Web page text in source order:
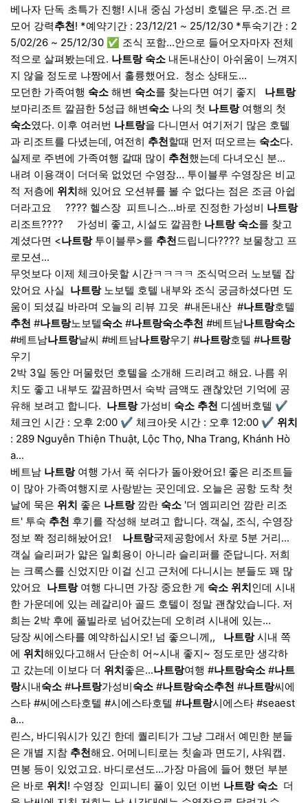
베나자 단독 초특가 진행! 시내 중심 가성비 호텔은 무.조.건 르
모어 강력추천! *예약기간 : 23/12/21 ~ 25/12/30 *투숙기간 : 2
5/02/26 ~ 25/12/30 ✅ 조식 포함...안으로 들어오자마자 전체
적으로 살펴봤는데요. 나트랑 숙소 내돈내산이 아쉬움이 느껴지
지 않을 정도로 냐짱에서 훌륭했어요. ​ 청소 상태도...
모던한 가족여행 숙소 해변 숙소를 찾는다면 여기 좋지 ​ ​ 나트랑
보마리조트 깔끔한 5성급 해변숙소 나의 첫 나트랑여행의 첫
숙소였다. 이후 여러번 나트랑을 다니면서 여기저기 많은 호텔
과 리조트를 다녔는데, 여전히 추천할때 먼저 떠오르는 숙소다.
실제로 주변에 가족여행 갈때 많이 추천했는데 다녀오신 분...
내려 이용객이 더더욱 없었던 수영장… 투이블루 수영장은 비교
적 저층에 위치해 있어요 오션뷰를 볼 수 없다는 점은 조금 아쉽
더라고요 ​ ​ ​ ​ ???? 헬스장 ​ 피트니스...바로 진정한 가성비 나트랑
리조트???? ​ ​ ​ ​ 가성비 좋고, 시설도 깔끔한 나트랑 숙소를 찾고
계셨다면 <나트랑투이블루>를 추천드립니다???? 보물창고 프
로모션...
무엇보다 이제 체크아웃할 시간ㅋㅋㅋㅋ 조식먹으러 노보텔 잡
았어요 사실 ​ 나트랑노보텔 호텔 내부와 조식 궁금하셨다면 도
움이 되셨길 바라며 오늘의 리뷰 끄읏 ​ #내돈내산 ​ #나트랑호텔
추천 #나트랑노보텔숙소 #나트랑숙소추천 #베트남나트랑숙소
#베트남나트랑날씨 #베트남나트랑우기 #나트랑호텔 #나트랑
우기
2박 3일 동안 머물렀던 호텔을 소개해 드리려고 해요. 나름 위
치도 좋고 내부도 깔끔하면서 숙박 금액도 괜찮았던 기억에 공
유해 보려고 합니다. ​ 나트랑가성비 숙소 추천 디셈버호텔 ✔️
체크인 시간 : 오후 2:00 ✔️ 체크아웃 시간 : 오후 12:00 ✔️ 위치
: 289 Nguyễn Thiện Thuật, Lộc Thọ, Nha Trang, Khánh Hò
a...
베트남 나트랑여행 가서 푹 쉬다가 돌아왔어요! 좋은 리조트들
이 많아 가족여행지로 사랑받는 곳인데요. 오늘은 공항 도착 첫
날에 묵은 위치 좋은 나트랑깜란 숙소 '더 엠피리언 깜란 리조
트' 투숙 추천 후기를 작성해 보려고 합니다. 객실, 조식, 수영장
정보 쫙 정리해놨어요! ​ ​ ​ 나트랑국제공항에서 차로 5분 거리...
객실 슬리퍼가 얇은 일회용이 아니라 슬리퍼를 준답니다. 저희
는 크록스를 신었지만 이걸 신고 근처에 다니시는 분들도 꽤 많
았어요 ​ 나트랑여행 다니면 가장 중요한 게 숙소 위치인데 시내
한 가운데에 있는 레갈리아 골드 호텔이 정말 괜찮았습니다. 저
희는 2박 후에 풀빌라로 넘어갔는데 오히려 시내에 있는...
당장 씨에스타를 예약하십시오! 넘 좋으니께,, ​ ​ 나트랑시내 쪽
에 위치해있다고해서 단순히 어~시내 좋지~ 정도로만 생각하
고 갔는데 이보다 더 위치좋은...나트랑여행 #나트랑숙소 #나트
랑시내숙소 #나트랑가성비숙소 #나트랑숙소추천 #나트랑씨에
스타 #씨에스타호텔 #시에스타호텔 #나트랑시에스타 #seaest
a...
린스, 바디워시가 있긴 한데 퀄리티가 그냥 그래서 예민한 분들
은 개별 지참 추천해요. 어메니티로는 칫솔과 면도기, 샤워캡.
면봉 등이 있었고요. 바디로션도...가장 마음에 들어 했던 부분
은 바로 위치! 수영장 ​ 인피니티 풀이 있던 이번 나트랑 숙소 ​ 더